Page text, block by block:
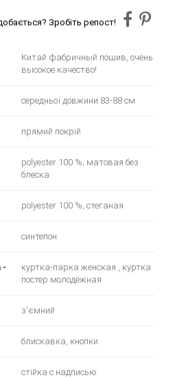
Зробіть репост!
Китай фабричный пошив, очень
высокое качество!
середньої довжини 83-88 см
прямий покрій
polyester 100 %, матовая без
блеска
polyester 100 %, стеганая
синтепон
-
куртка-парка женская , куртка
постер молодёжная
з'ємний
блискавка, кнопки
стійка с надписью